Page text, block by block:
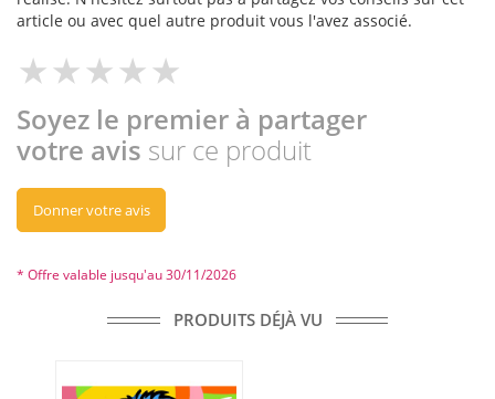
article ou avec quel autre produit vous l'avez associé.
Soyez le premier à partager
votre avis sur ce produit
Donner votre avis
* Offre valable jusqu'au 30/11/2026
PRODUITS DÉJÀ VU